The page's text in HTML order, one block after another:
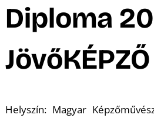
Diploma
JövőKÉPZŐ
Helyszín: Magyar